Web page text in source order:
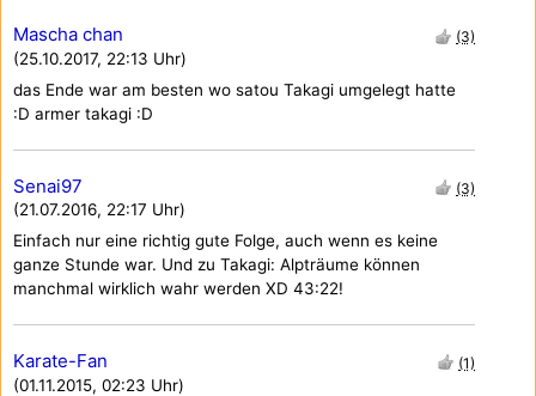
Mascha chan
(25.10.2017, 22:13 Uhr)
(3)
das Ende war am besten wo satou Takagi umgelegt hatte
:D armer takagi :D
Senai97
(21.07.2016, 22:17 Uhr)
(3)
Einfach nur eine richtig gute Folge, auch wenn es keine
ganze Stunde war. Und zu Takagi: Alpträume können
manchmal wirklich wahr werden XD 43:22!
Karate-Fan
(01.11.2015, 02:23 Uhr)
(1)